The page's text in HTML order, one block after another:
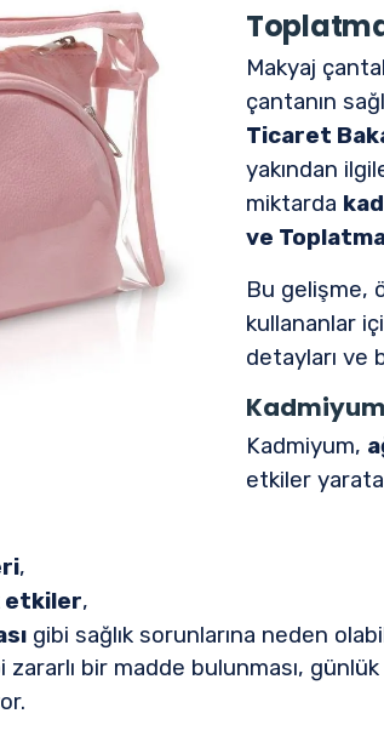
Makyaj
çantanın
Ticaret
yakından
miktarda
ve
Bu gelişme,
kullananlar
detayları ve
Kadmiyum,
etkiler
,
etkiler,
gibi sağlık sorunlarına neden
zararlı bir madde bulunması,